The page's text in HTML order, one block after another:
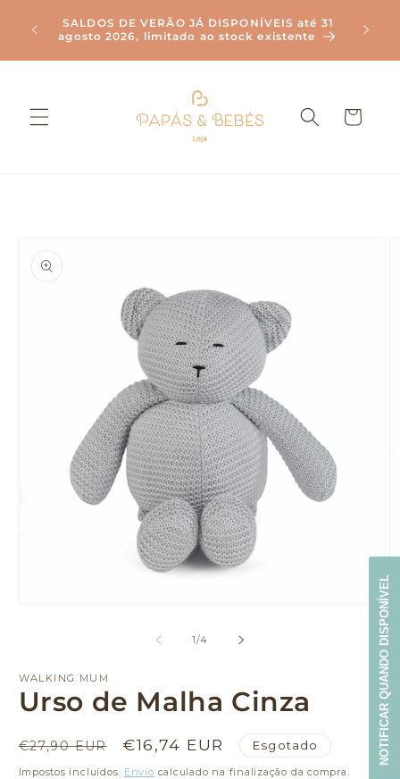
para o
conteúdo
SALDOS DE VERÃO JÁ DISPONÍVEIS até 31
agosto 2026, limitado ao stock existente
Carrinho
informação
modal
1/de
4
WALKING MUM
Urso de Malha Cinza
Preço
normal
€27,90 EUR
Preço
de
€16,74 EUR Esgotado
Impostos incluídos. Envio calculado na finalização da compra.
NOTIFICAR QUANDO DISPONÍVEL